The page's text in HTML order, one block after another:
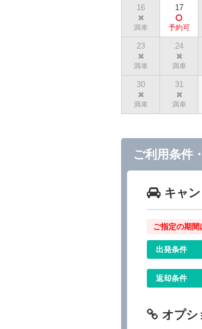
16 17
23 24
30 31
ご利用条件
キャ
ご指定の期
出発条件
返却条件
オプシ